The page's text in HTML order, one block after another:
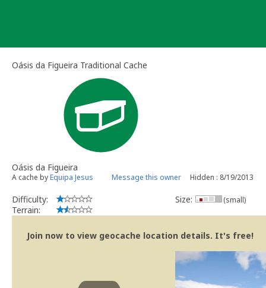
Oásis da Figueira Traditional Cache
Oásis da Figueira
A cache byEquipa Jesus Message this owner Hidden : 8/19/2013
Difficulty:
Terrain:
Size: (small)
Join now to view geocache location details. It's free!